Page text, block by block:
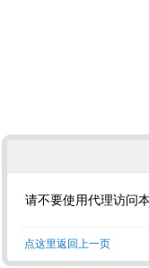
请不要使用代理访问
点这里返回上一页